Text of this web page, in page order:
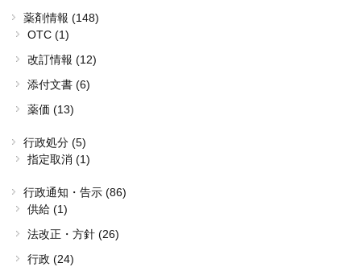
薬剤情報 (148)
OTC (1)
改訂情報 (12)
添付文書 (6)
薬価 (13)
行政処分 (5)
指定取消 (1)
行政通知・告示 (86)
供給 (1)
法改正・方針 (26)
行政 (24)